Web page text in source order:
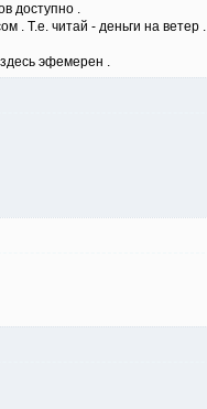
доступно .
. Т.е. читай - деньги на ветер .
эфемерен .